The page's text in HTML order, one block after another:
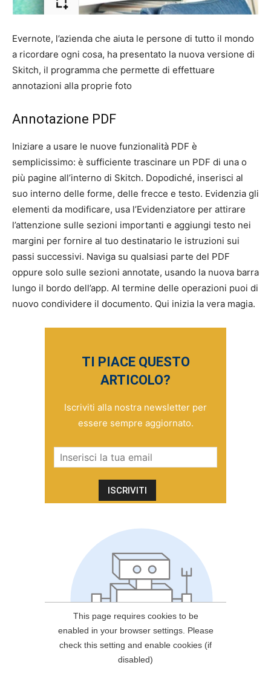
Evernote, l’azienda che aiuta le persone di tutto il mondo
a ricordare ogni cosa, ha presentato la nuova versione di
Skitch, il programma che permette di effettuare
annotazioni alla proprie foto
Annotazione PDF
Iniziare a usare le nuove funzionalità PDF è
semplicissimo: è sufficiente trascinare un PDF di una o
più pagine all’interno di Skitch. Dopodiché, inserisci al
suo interno delle forme, delle frecce e testo. Evidenzia gli
elementi da modificare, usa l’Evidenziatore per attirare
l’attenzione sulle sezioni importanti e aggiungi testo nei
margini per fornire al tuo destinatario le istruzioni sui
passi successivi. Naviga su qualsiasi parte del PDF
oppure solo sulle sezioni annotate, usando la nuova barra
lungo il bordo dell’app. Al termine delle operazioni puoi di
nuovo condividere il documento. Qui inizia la vera magia.
TI PIACE QUESTO
ARTICOLO?
Iscriviti alla nostra newsletter per
essere sempre aggiornato.